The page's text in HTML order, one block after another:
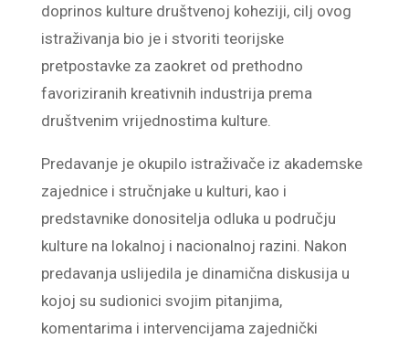
doprinos kulture društvenoj koheziji, cilj ovog
istraživanja bio je i stvoriti teorijske
pretpostavke za zaokret od prethodno
favoriziranih kreativnih industrija prema
društvenim vrijednostima kulture.
Predavanje je okupilo istraživače iz akademske
zajednice i stručnjake u kulturi, kao i
predstavnike donositelja odluka u području
kulture na lokalnoj i nacionalnoj razini. Nakon
predavanja uslijedila je dinamična diskusija u
kojoj su sudionici svojim pitanjima,
komentarima i intervencijama zajednički